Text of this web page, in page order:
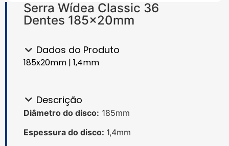
Serra Wídea Classic 36
Dentes 185x20mm
Dados do Produto
185x20mm | 1,4mm
Descrição
Diâmetro do disco: 185mm
Espessura do disco: 1,4mm